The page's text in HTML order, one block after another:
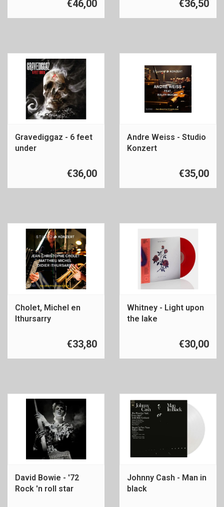
€46,00 €36,50
Gravediggaz - 6 feet
under
€36,00
Andre Weiss - Studio
Konzert
€35,00
Cholet, Michel en
Ithursarry
€33,80
Whitney - Light upon
the lake
€30,00
David Bowie - '72
Rock 'n roll star
Johnny Cash - Man in
black